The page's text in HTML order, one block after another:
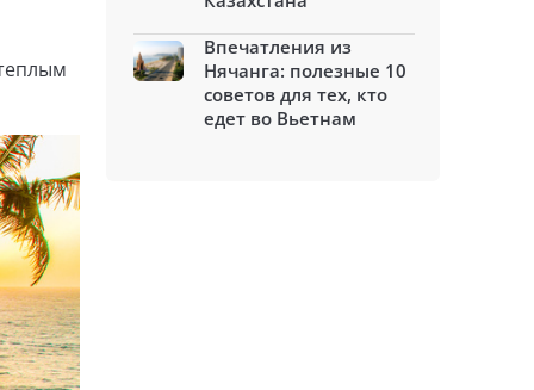
Впечатления из
Нячанга: полезные 10
советов для тех, кто
едет во Вьетнам